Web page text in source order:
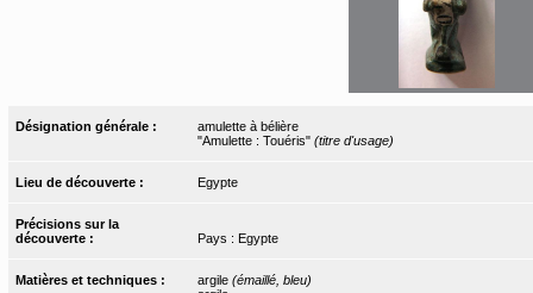
Désignation générale :
amulette à bélière
"Amulette : Touéris" (titre d'usage)
Lieu de découverte : Egypte
Précisions sur la
découverte :
Pays : Egypte
Matières et techniques : argile (émaillé, bleu)